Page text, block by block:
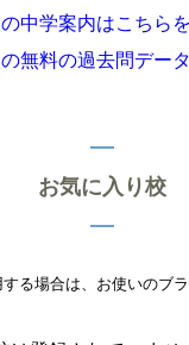
中学案内はこちら
無料の過去問デー
お気に入り校
る場合は、お使いのブ